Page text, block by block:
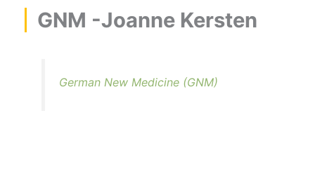
GNM -Joanne Kersten
German New Medicine (GNM)